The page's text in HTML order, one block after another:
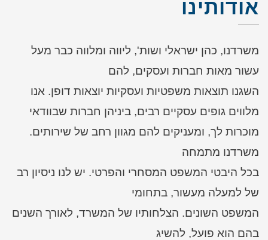
אודותינו
משרדנו, כהן ישראלי ושות', ליווה ומלווה כבר מעל
עשור מאות חברות ועסקים, להם
השגנו תוצאות משפטיות ועסקיות יוצאות דופן. אנו
מלווים גופים עסקיים רבים, ביניהן חברות שבוודאי
מוכרות לך, ומעניקים להם מגוון רחב של שירותים.
משרדנו מתמחה
בכל היבטי המשפט המסחרי והפרטי. יש לנו ניסיון רב
של למעלה מעשור, בתחומי
המשפט השונים. הצלחותיו של המשרד, לאורך השנים
בהם הוא פועל, להשיג